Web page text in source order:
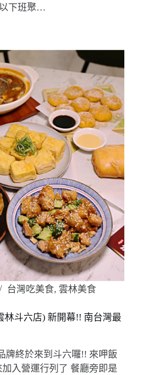
下班聚…
台灣吃美食, 雲林美食
林斗六店) 新開幕!! 南台灣最
牌終於來到斗六囉!! 來呷飯
入營運行列了 餐廳旁即是